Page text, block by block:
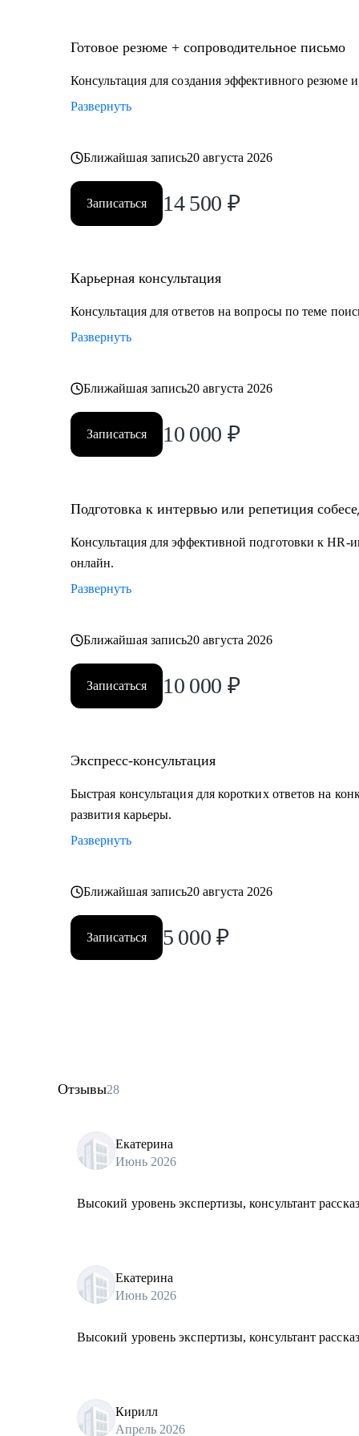
• маркетинга
• финансов
• закупок
• АХО и пр.
Я помогу вам, даже если вы:
• несколько лет не работали;
• захотели вернуться из фриланса, своего бизнеса в
Готовое резюме + сопроводительное письмо
Консультация для создания эффективного резюме
Развернуть
Ближайшая запись20 августа 2026
Записаться 14 500 ₽
Карьерная консультация
Консультация для ответов на вопросы по теме
Развернуть
Ближайшая запись20 августа 2026
Записаться 10 000 ₽
Подготовка к интервью или репетиция
Консультация для эффективной подготовки к HR-
онлайн.
Развернуть
Ближайшая запись20 августа 2026
Записаться 10 000 ₽
Экспресс-консультация
Быстрая консультация для коротких ответов на
развития карьеры.
Развернуть
Ближайшая запись20 августа 2026
Записаться 5 000 ₽
Отзывы28
Екатерина
Июнь 2026
Высокий уровень экспертизы, консультант
Екатерина
Июнь 2026
Высокий уровень экспертизы, консультант
Кирилл
Апрель 2026